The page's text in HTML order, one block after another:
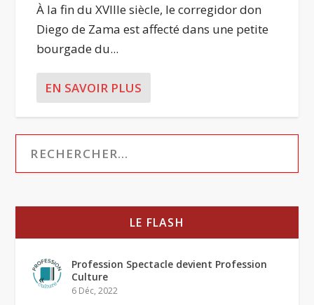
À la fin du XVIIIe siècle, le corregidor don
Diego de Zama est affecté dans une petite
bourgade du...
EN SAVOIR PLUS
LE FLASH
Profession Spectacle devient Profession
Culture
6 Déc, 2022